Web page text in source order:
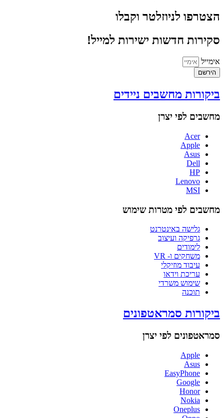
הצטרפו לניוזלטר וקבלו
סקירות חדשות ישירות למייל!
אימייל
הירשם
ביקורות מחשבים ניידים
מחשבים לפי יצרן
Acer
Apple
Asus
Dell
HP
Lenovo
MSI
מחשבים לפי מטרות שימוש
גלישה באינטרנט
גרפיקה ועיצוב
לימודים
משחקים ו- VR
עיבוד מוזיקלי
עריכת וידאו
שימוש משרדי
תוכנה
ביקורות סמראטפונים
סמראטפונים לפי יצרן
Apple
Asus
EasyPhone
Google
Honor
Nokia
Oneplus